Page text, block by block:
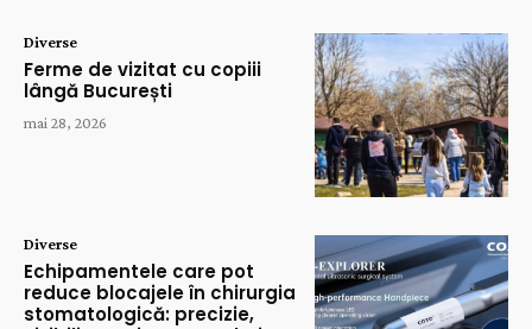
Diverse
Ferme de vizitat cu copiii
lângă București
mai 28, 2026
Diverse
Echipamentele care pot
reduce blocajele în chirurgia
stomatologică: precizie,